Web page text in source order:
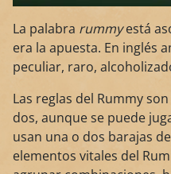
La palabra rummyestá
era la apuesta. En inglés
peculiar, raro,
Las reglas del Rummy
dos, aunque se puede
usan una o dos barajas
elementos vitales del